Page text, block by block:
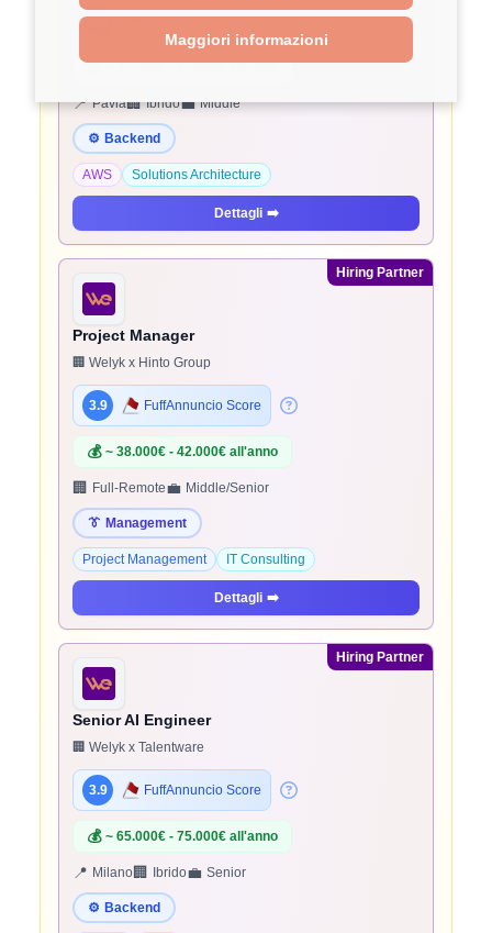
Maggiori informazioni
3.9 FuffAnnuncio Score
💰 ~ 45.000€ - 45.000€ all'anno
📍 Pavia🏢 Ibrido💼 Middle
⚙️ Backend
AWS Solutions Architecture
Dettagli ➡️
Hiring Partner
Project Manager
🏢 Welyk x Hinto Group
3.9 FuffAnnuncio Score
💰 ~ 38.000€ - 42.000€ all'anno
🏢 Full-Remote💼 Middle/Senior
👔 Management
Project Management IT Consulting
Dettagli ➡️
Hiring Partner
Senior AI Engineer
🏢 Welyk x Talentware
3.9 FuffAnnuncio Score
💰 ~ 65.000€ - 75.000€ all'anno
📍 Milano🏢 Ibrido💼 Senior
⚙️ Backend